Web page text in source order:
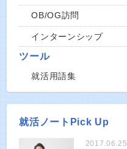
OB/OG訪問
インターンシップ
ツール
就活用語集
就活ノートPick Up
2017.06.25